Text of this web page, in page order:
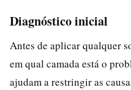
Diagnóstico inicial
Antes de aplicar qualquer
em qual camada está o
ajudam a restringir as